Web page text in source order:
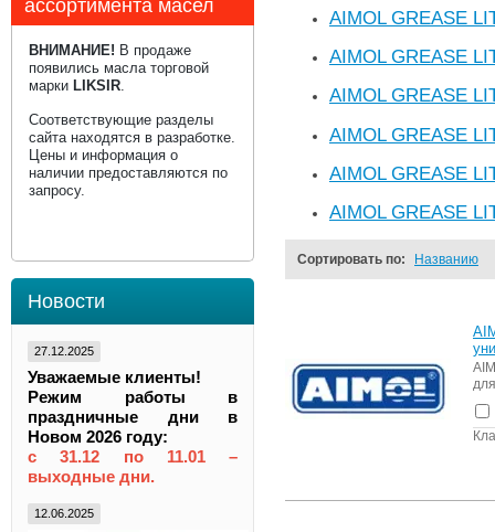
ассортимента масел
ВНИМАНИЕ! В продаже
появились масла торговой
марки LIKSIR.
Соответствующие разделы
сайта находятся в разработке.
Цены и информация о
наличии предоставляются по
запросу.
Новости
27.12.2025
Уважаемые клиенты!
Режим работы в
праздничные дни в
Новом 2026 году:
с 31.12 по 11.01 –
выходные дни.
12.06.2025
AIMOL GREASE
AIMOL GREASE
AIMOL GREASE
AIMOL GREASE
AIMOL GREASE
AIMOL GREASE
Сортировать по: Названию